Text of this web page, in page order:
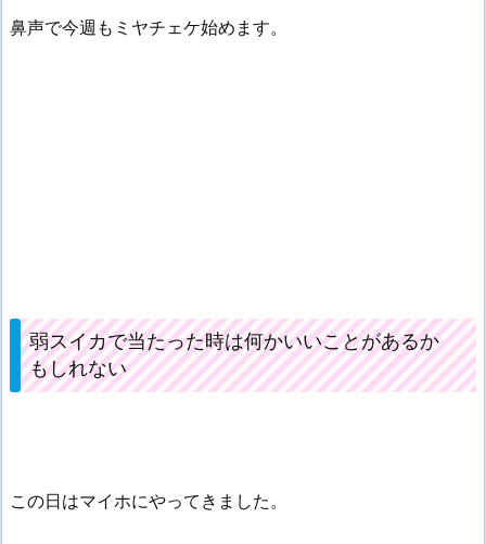
鼻声で今週もミヤチェケ始めます。
弱スイカで当たった時は何かいいことがあるか
もしれない
この日はマイホにやってきました。